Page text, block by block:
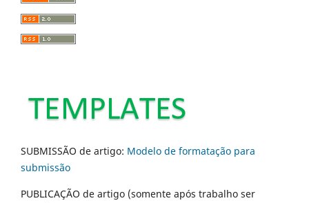
SUBMISSÃO de artigo: Modelo de formatação para
submissão
PUBLICAÇÃO de artigo (somente após trabalho ser